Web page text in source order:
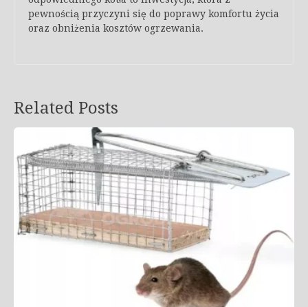
pewnością przyczyni się do poprawy komfortu życia
oraz obniżenia kosztów ogrzewania.
Related Posts